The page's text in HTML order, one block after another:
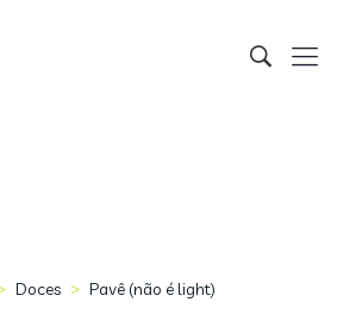
Doces > Pavê (não é light)